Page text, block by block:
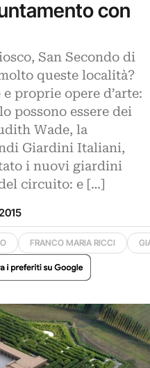
con
San Secondo di
queste località?
proprie opere d’arte:
possono essere dei
Wade, la
Giardini Italiani,
i nuovi giardini
circuito: e […]
FRANCO MARIA RICCI